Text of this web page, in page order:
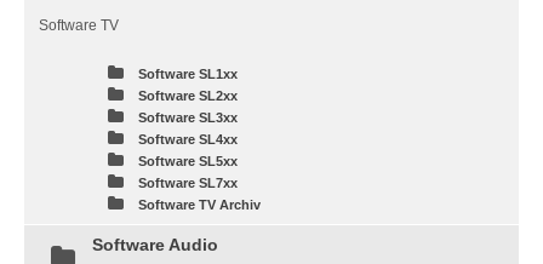
Software TV
Software SL1xx
Software SL2xx
Software SL3xx
Software SL4xx
Software SL5xx
Software SL7xx
Software TV Archiv
Software Audio